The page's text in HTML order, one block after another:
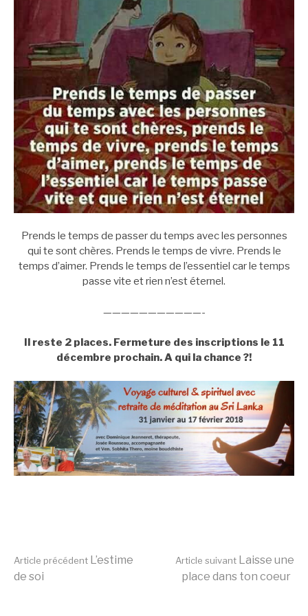
Prends le temps de passer du temps avec les personnes
qui te sont chères. Prends le temps de vivre. Prends le
temps d’aimer. Prends le temps de l’essentiel car le temps
passe vite et rien n’est éternel.
———————————-
Il reste 2 places. Fermeture des inscriptions le 11
décembre prochain. A qui la chance ?!
Lire
Article précédent L’estime
de soi
Article suivant Laisse une
place dans ton coeur